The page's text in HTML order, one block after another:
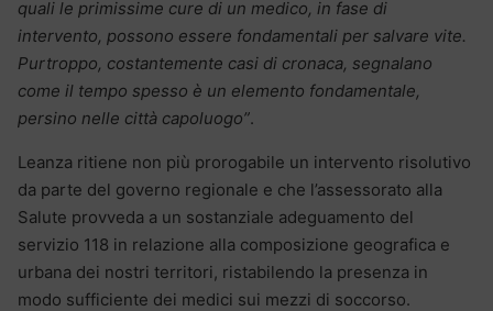
quali le primissime cure di un medico, in fase di
intervento, possono essere fondamentali per salvare vite.
Purtroppo, costantemente casi di cronaca, segnalano
come il tempo spesso è un elemento fondamentale,
persino nelle città capoluogo”.
Leanza ritiene non più prorogabile un intervento risolutivo
da parte del governo regionale e che l’assessorato alla
Salute provveda a un sostanziale adeguamento del
servizio 118 in relazione alla composizione geografica e
urbana dei nostri territori, ristabilendo la presenza in
modo sufficiente dei medici sui mezzi di soccorso.